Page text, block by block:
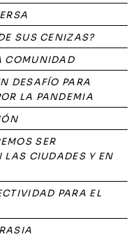
SUS CENIZAS?
COMUNIDAD
DESAFÍO PARA
LA PANDEMIA
SER
LAS CIUDADES Y EN
PARA EL